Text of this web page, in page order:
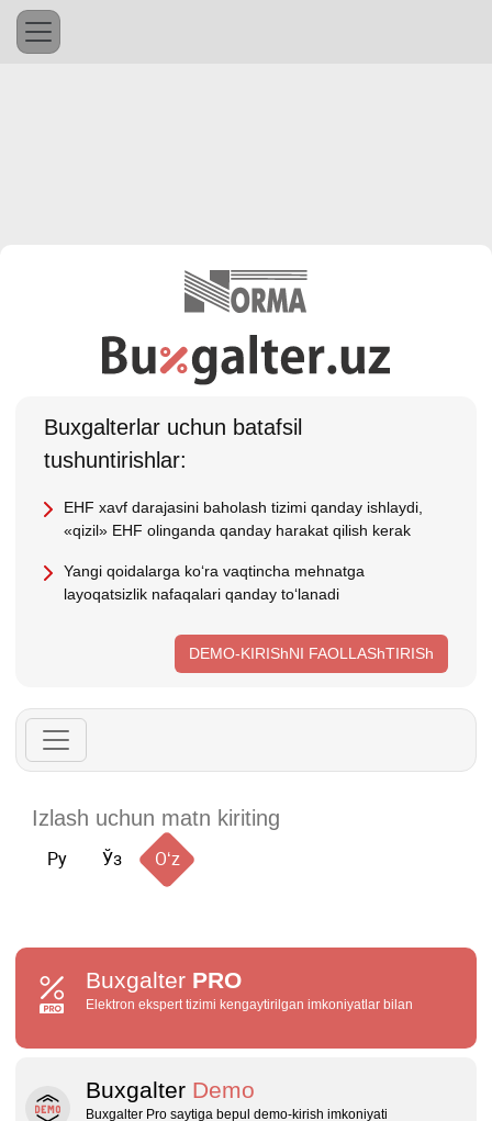
Buхgalterlar uchun batafsil
tushuntirishlar:
EHF хavf darajasini baholash tizimi qanday ishlaydi,
«qizil» EHF olinganda qanday harakat qilish kerak
Yangi qoidalarga koʻra vaqtincha mehnatga
layoqatsizlik nafaqalari qanday toʻlanadi
DEMO-KIRIShNI FAOLLAShTIRISh
Ру Ўз Oʻz
Buxgalter PRO
Elektron ekspert tizimi kengaytirilgan imkoniyatlar bilan
Buxgalter Demo
Buxgalter Pro saytiga bepul demo‑kirish imkoniyati